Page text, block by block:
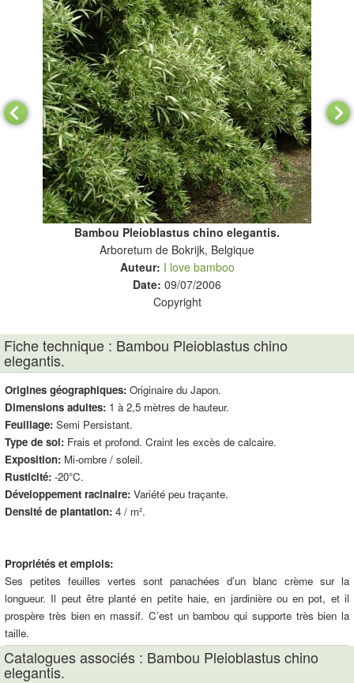
Bambou Pleioblastus chino elegantis.
Arboretum de Bokrijk, Belgique
Auteur: I love bamboo
Date: 09/07/2006
Copyright
Fiche technique : Bambou Pleioblastus chino
elegantis.
Origines géographiques: Originaire du Japon.
Dimensions adultes: 1 à 2,5 mètres de hauteur.
Feuillage: Semi Persistant.
Type de sol: Frais et profond. Craint les excès de calcaire.
Exposition: Mi-ombre / soleil.
Rusticité: -20°C.
Développement racinaire: Variété peu traçante.
Densité de plantation: 4 / m².
Propriétés et emplois:
Ses petites feuilles vertes sont panachées d’un blanc crème sur la
longueur. Il peut être planté en petite haie, en jardinière ou en pot, et il
prospère très bien en massif. C’est un bambou qui supporte très bien la
taille.
Catalogues associés : Bambou Pleioblastus chino
elegantis.